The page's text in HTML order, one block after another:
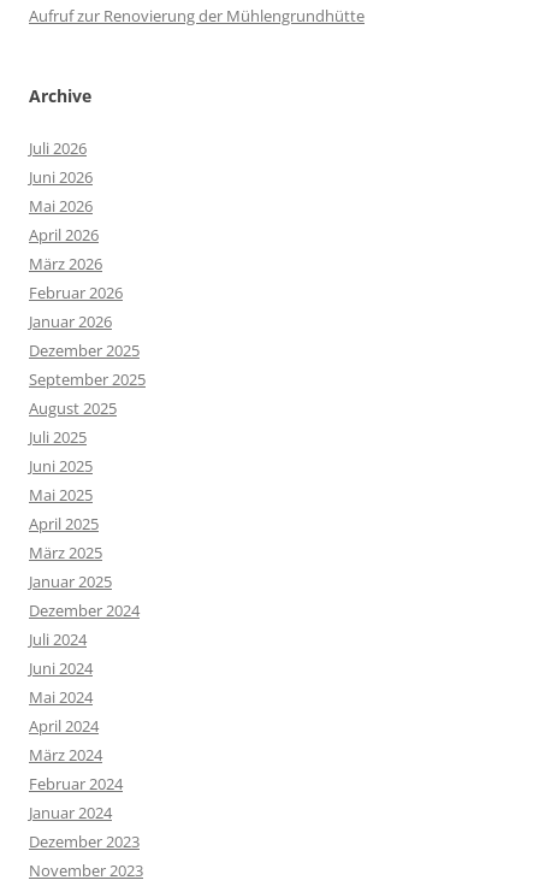
Aufruf zur Renovierung der Mühlengrundhütte
Archive
Juli 2026
Juni 2026
Mai 2026
April 2026
März 2026
Februar 2026
Januar 2026
Dezember 2025
September 2025
August 2025
Juli 2025
Juni 2025
Mai 2025
April 2025
März 2025
Januar 2025
Dezember 2024
Juli 2024
Juni 2024
Mai 2024
April 2024
März 2024
Februar 2024
Januar 2024
Dezember 2023
November 2023